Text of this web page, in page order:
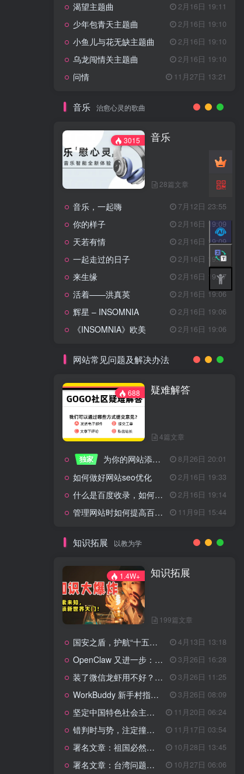
渴望主题曲 2月16日 19:11
少年包青天主题曲 2月16日 19:10
小鱼儿与花无缺主题曲 2月16日 19:10
乌龙闯情关主题曲 2月16日 19:10
问情 11月27日 13:21
音乐 治愈心灵的歌曲
3015 音乐
28篇文章
音乐，一起嗨 7月12日 23:55
你的样子 2月16日 19:09
天若有情 2月16日 19:09
一起走过的日子 2月16日 19:07
来生缘 2月16日 19:07
活着——洪真英 2月16日 19:06
辉星 – INSOMNIA 2月16日 19:06
《INSOMNIA》欧美 2月16日 19:06
网站常见问题及解决办法
688 疑难解答
4篇文章
独家 为你的网站添加百度登录 8月26日 20:01
如何做好网站seo优化 2月16日 19:33
什么是百度收录，如何提高收录量？ 2月16日 19:14
管理网站时如何提高百度权重？ 11月9日 15:44
知识拓展 以教为学
1.4W+ 知识拓展
199篇文章
国安之盾，护航“十五五”新征程 4月13日 13:18
OpenClaw 又进一步：微信直连+安全检测+版本切换 3月26日 16:28
装了微信龙虾用不好？3步让你轻松指挥AI干活！ 3月26日 11:25
WorkBuddy 新手村指南：10 个核心技巧帮你解锁满级虾🦞！ 3月26日 08:09
坚定中国特色社会主义法治的政治定力 11月20日 06:24
错判时与势，注定撞南墙 11月17日 03:54
署名文章：祖国必然统一势不可挡 10月28日 13:45
署名文章：台湾问题的由来和性质 10月27日 06:06